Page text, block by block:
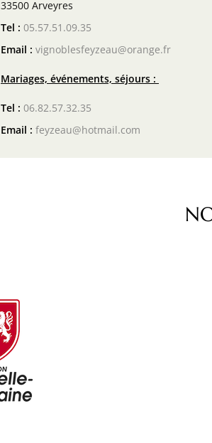
33500 Arveyres
Tel : 05.57.51.09.35
Email : vignoblesfeyzeau@orange.fr
Mariages, événements, séjours :
Tel : 06.82.57.32.35
Email : feyzeau@hotmail.com